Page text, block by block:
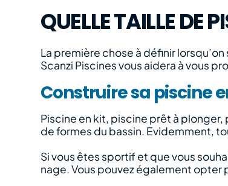
QUELLE TAILLE DE
La première chose à définir
Scanzi Piscines vous aidera à vous
Construire sa piscine
Piscine en kit, piscine prêt à
de formes du bassin. Evidemment,
Si vous êtes sportif et que vous
nage. Vous pouvez également opter